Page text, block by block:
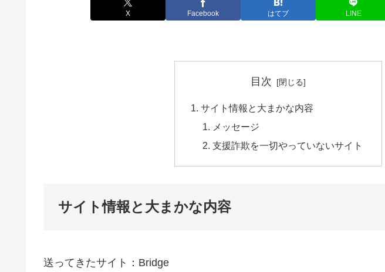
X Facebook はてブ LINE
目次
サイト情報と大まかな内容
メッセージ
支援詐欺を一切やっていないサイト
サイト情報と大まかな内容
送ってきたサイト：Bridge